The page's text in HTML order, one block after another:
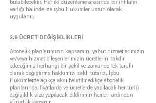
bulabilecektir. Her iki düzenleme arasında bir ihtilafın
varlığı halinde ise işbu Hükümler üstün olarak
uygulanır.
2.9 ÜCRET DEĞİŞİKLİKLERİ
Abonelik planlarımızın kapsamını yahut hizmetlerimizin
ve/veya hizmet bileşenlerimizin ücretlerini takdir
edeceğimiz herhangi bir şekil ve zamanda tek taraflı
olarak değiştirme hakkımızı saklı tutarız. İşbu
Hükümlerde açıkça aksi belirtilmedikçe abonelik
planlarında, fiyatlarda ve ücretlerde yapılacak her türlü
değişiklik size yapılacak bildirimin hemen ardından